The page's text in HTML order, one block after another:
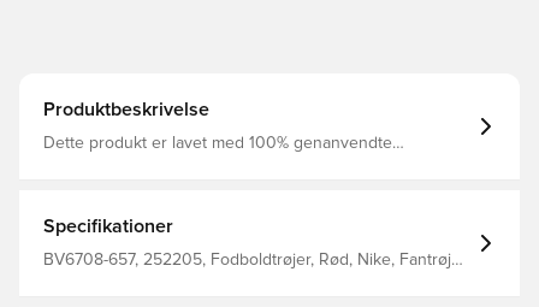
Produktbeskrivelse
Dette produkt er lavet med 100% genanvendte
på ryggen tilføjer ventilation samt en øget åndbarhed
Specifikationer
BV6708-657, 252205, Fodboldtrøjer, Rød, Nike, Fantrøjer,